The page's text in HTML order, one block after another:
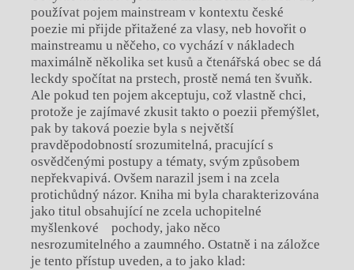
používat pojem mainstream v kontextu české
poezie mi přijde přitažené za vlasy, neb hovořit o
mainstreamu u něčeho, co vychází v nákladech
maximálně několika set kusů a čtenářská obec se dá
leckdy spočítat na prstech, prostě nemá ten švuňk.
Ale pokud ten pojem akceptuju, což vlastně chci,
protože je zajímavé zkusit takto o poezii přemýšlet,
pak by taková poezie byla s největší
pravděpodobností srozumitelná, pracující s
osvědčenými postupy a tématy, svým způsobem
nepřekvapivá. Ovšem narazil jsem i na zcela
protichůdný názor. Kniha mi byla charakterizována
jako titul obsahující ne zcela uchopitelné
myšlenkové pochody, jako něco
nesrozumitelného a zaumného. Ostatně i na záložce
je tento přístup uveden, a to jako klad: